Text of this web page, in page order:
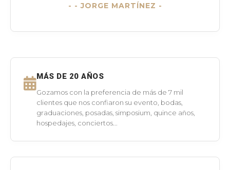
- JORGE MARTÍNEZ -
MÁS DE 20 AÑOS
Gozamos con la preferencia de más de 7 mil
clientes que nos confiaron su evento, bodas,
graduaciones, posadas, simposium, quince años,
hospedajes, conciertos...